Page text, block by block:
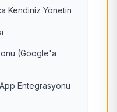
Kendiniz Yönetin
(Google'a
Entegrasyonu